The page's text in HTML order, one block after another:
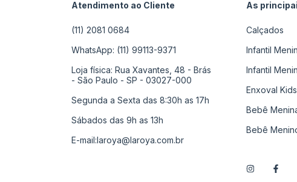
Atendimento ao Cliente
(11) 2081 0684
WhatsApp: (11) 99113-9371
Loja física: Rua Xavantes, 48 - Brás
- São Paulo - SP - 03027-000
Segunda a Sexta das 8:30h as 17h
Sábados das 9h as 13h
E-mail:laroya@laroya.com.br
As
Calçados
Infantil
Infantil
Enxoval Kids
Bebê
Bebê